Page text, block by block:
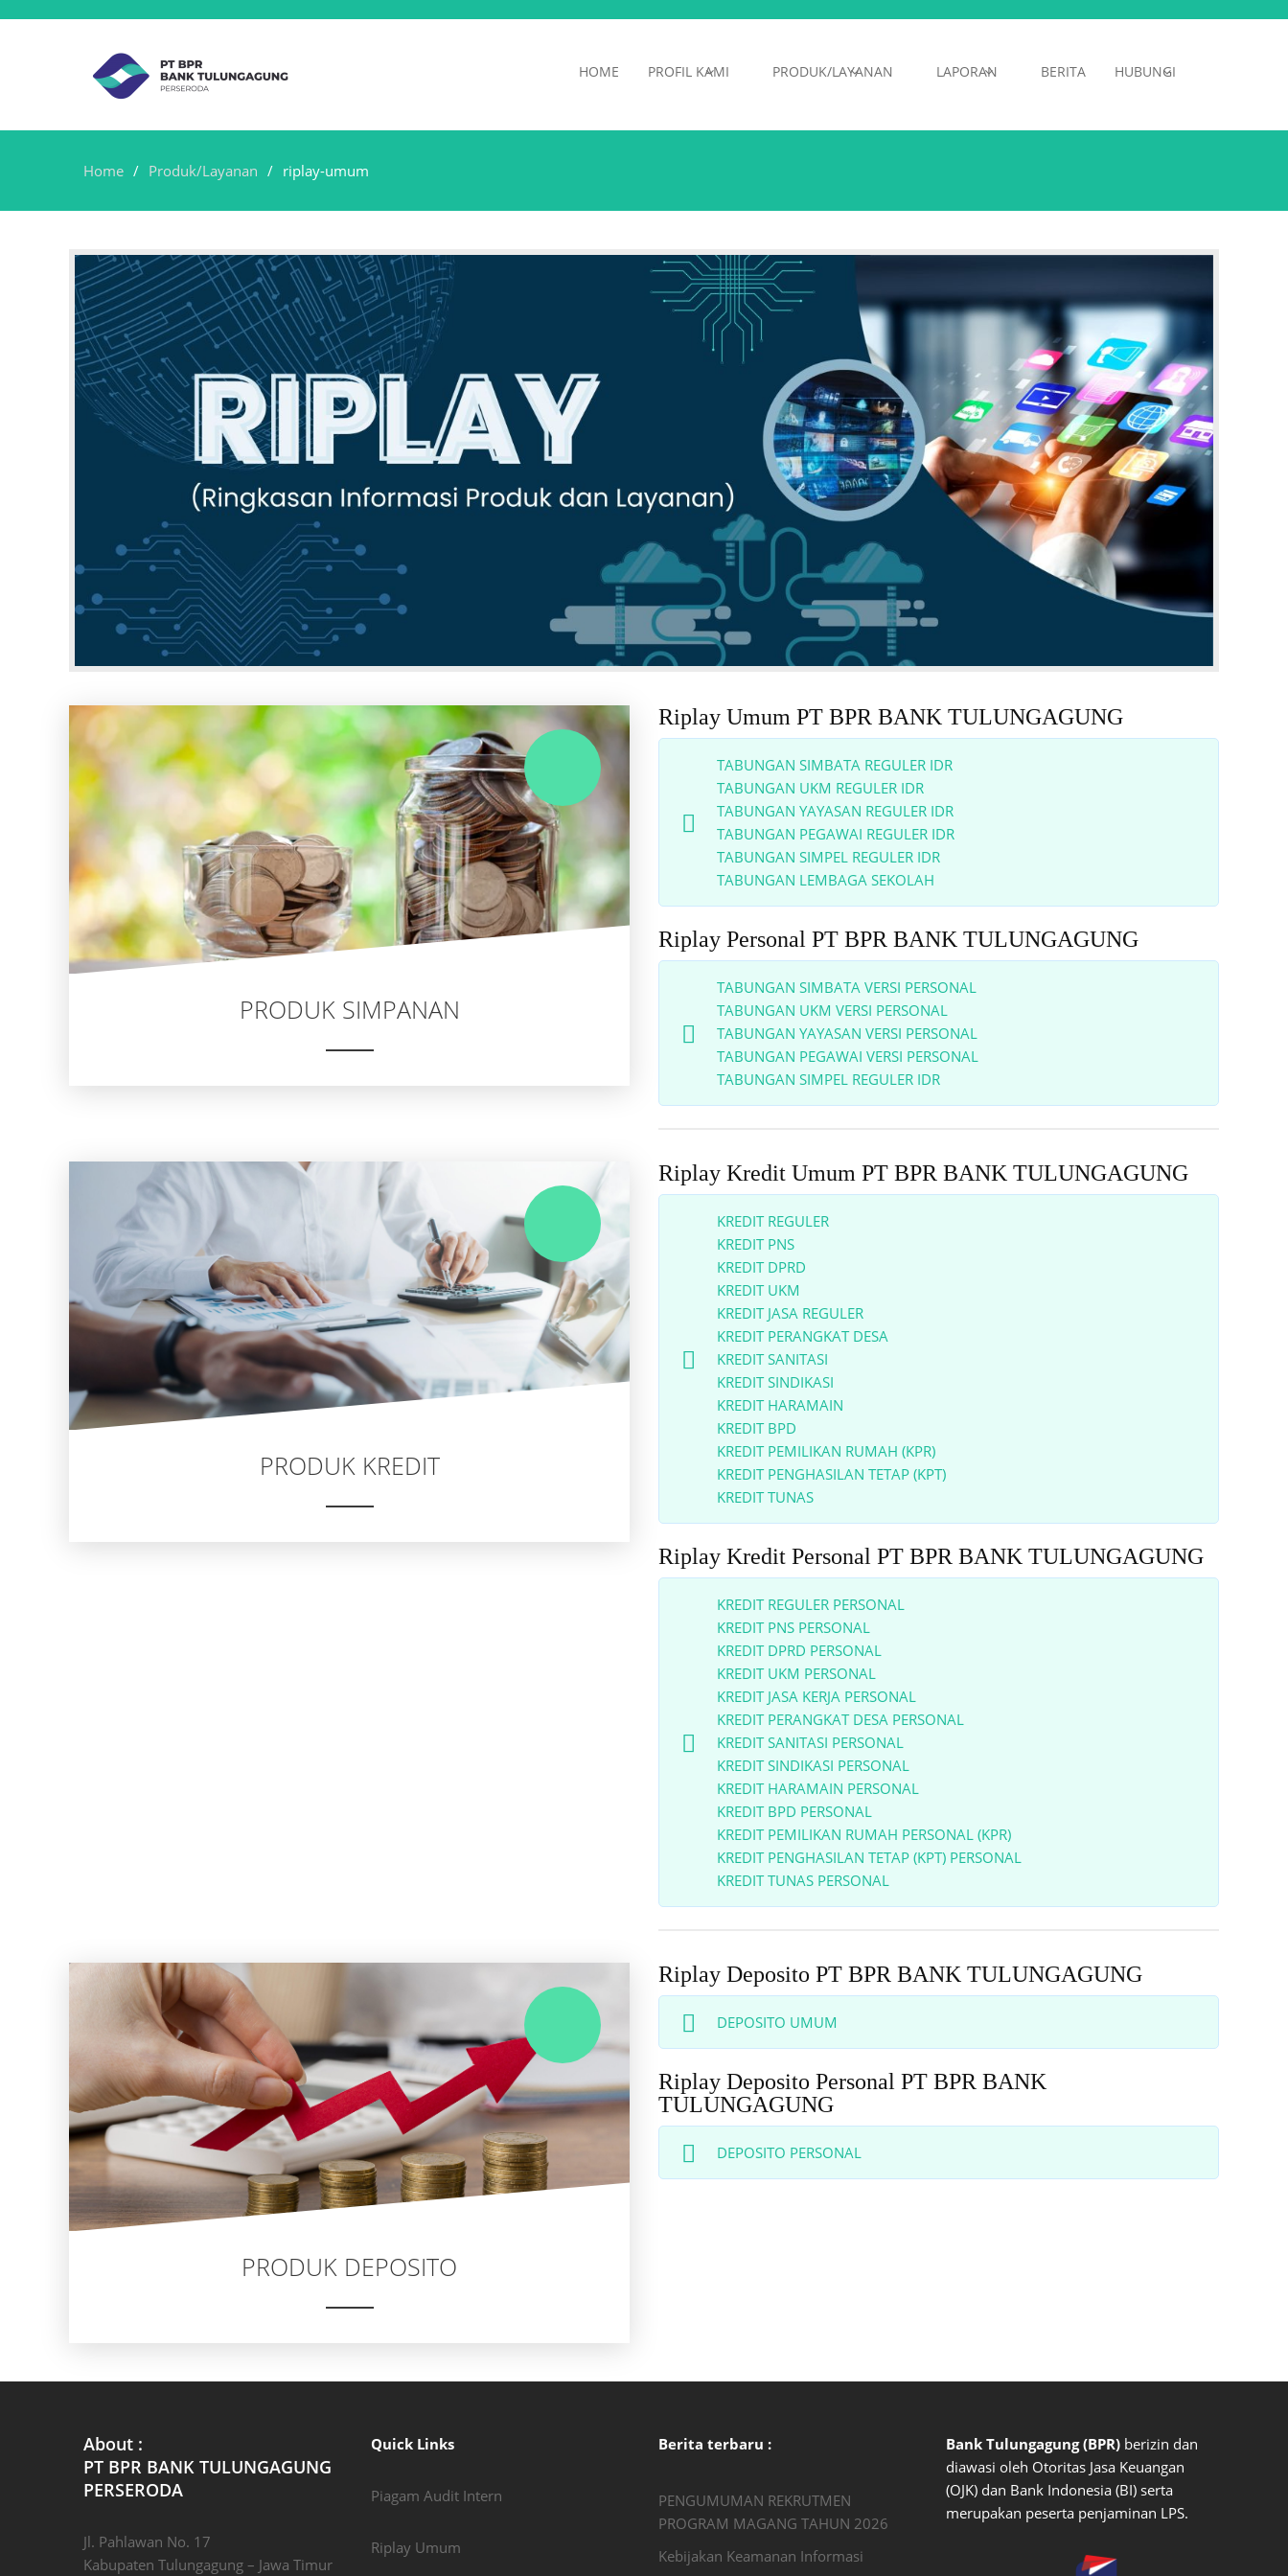
HOME PROFIL KAMI PRODUK/LAYANAN LAPORAN BERITA HUBUNGI
Home Produk/Layanan riplay-umum
PRODUK SIMPANAN
Riplay Umum PT BPR BANK TULUNGAGUNG
TABUNGAN SIMBATA REGULER IDR
TABUNGAN UKM REGULER IDR
TABUNGAN YAYASAN REGULER IDR
TABUNGAN PEGAWAI REGULER IDR
TABUNGAN SIMPEL REGULER IDR
TABUNGAN LEMBAGA SEKOLAH
Riplay Personal PT BPR BANK TULUNGAGUNG
TABUNGAN SIMBATA VERSI PERSONAL
TABUNGAN UKM VERSI PERSONAL
TABUNGAN YAYASAN VERSI PERSONAL
TABUNGAN PEGAWAI VERSI PERSONAL
TABUNGAN SIMPEL REGULER IDR
PRODUK KREDIT
Riplay Kredit Umum PT BPR BANK TULUNGAGUNG
KREDIT REGULER
KREDIT PNS
KREDIT DPRD
KREDIT UKM
KREDIT JASA REGULER
KREDIT PERANGKAT DESA
KREDIT SANITASI
KREDIT SINDIKASI
KREDIT HARAMAIN
KREDIT BPD
KREDIT PEMILIKAN RUMAH (KPR)
KREDIT PENGHASILAN TETAP (KPT)
KREDIT TUNAS
Riplay Kredit Personal PT BPR BANK TULUNGAGUNG
KREDIT REGULER PERSONAL
KREDIT PNS PERSONAL
KREDIT DPRD PERSONAL
KREDIT UKM PERSONAL
KREDIT JASA KERJA PERSONAL
KREDIT PERANGKAT DESA PERSONAL
KREDIT SANITASI PERSONAL
KREDIT SINDIKASI PERSONAL
KREDIT HARAMAIN PERSONAL
KREDIT BPD PERSONAL
KREDIT PEMILIKAN RUMAH PERSONAL (KPR)
KREDIT PENGHASILAN TETAP (KPT) PERSONAL
KREDIT TUNAS PERSONAL
PRODUK DEPOSITO
Riplay Deposito PT BPR BANK TULUNGAGUNG
DEPOSITO UMUM
Riplay Deposito Personal PT BPR BANK
TULUNGAGUNG
DEPOSITO PERSONAL
About :
PT BPR BANK TULUNGAGUNG
PERSERODA
Jl. Pahlawan No. 17
Kabupaten Tulungagung – Jawa Timur
Quick Links
Piagam Audit Intern
Riplay Umum
Berita terbaru :
PENGUMUMAN REKRUTMEN
PROGRAM MAGANG TAHUN 2026
Kebijakan Keamanan Informasi
Bank Tulungagung (BPR) berizin dan
diawasi oleh Otoritas Jasa Keuangan
(OJK) dan Bank Indonesia (BI) serta
merupakan peserta penjaminan LPS.